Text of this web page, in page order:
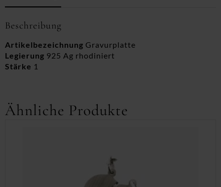
Beschreibung
Artikelbezeichnung Gravurplatte
Legierung 925 Ag rhodiniert
Stärke 1
Ähnliche Produkte